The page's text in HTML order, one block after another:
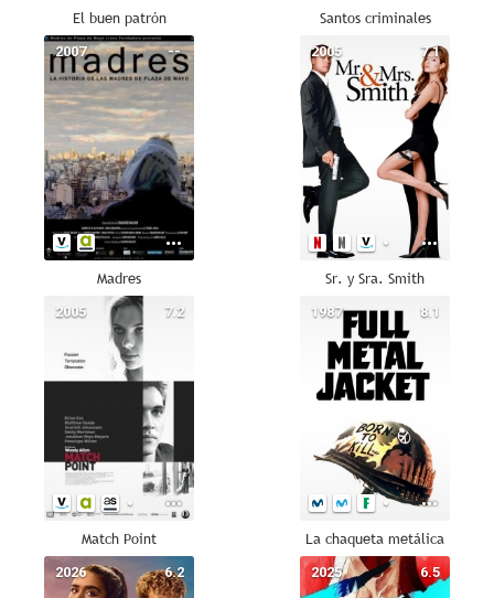
El buen patrón Santos criminales
--
2007
Madres
7.1
2005
Sr. y Sra. Smith
7.2
2005
Match Point
8.1
1987
La chaqueta metálica
6.2
2026 6.5
2025